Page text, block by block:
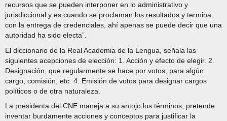
recursos que se pueden interponer en lo administrativo y
jurisdiccional y es cuando se proclaman los resultados y termina
con la entrega de credenciales, ahí apenas se puede decir que una
autoridad ha sido electa”.
El diccionario de la Real Academia de la Lengua, señala las
siguientes acepciones de elección: 1. Acción y efecto de elegir. 2.
Designación, que regularmente se hace por votos, para algún
cargo, comisión, etc. 4. Emisión de votos para designar cargos
políticos o de otra naturaleza.
La presidenta del CNE maneja a su antojo los términos, pretende
inventar burdamente acciones y conceptos para justificar la